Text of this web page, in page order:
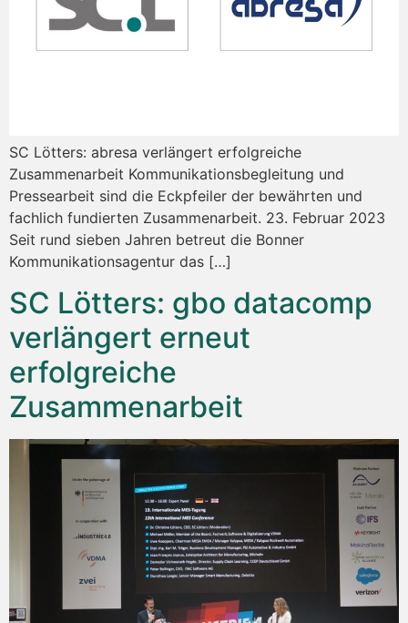
SC Lötters: abresa verlängert erfolgreiche
Zusammenarbeit Kommunikationsbegleitung und
Pressearbeit sind die Eckpfeiler der bewährten und
fachlich fundierten Zusammenarbeit. 23. Februar 2023
Seit rund sieben Jahren betreut die Bonner
Kommunikationsagentur das […]
SC Lötters: gbo datacomp
verlängert erneut
erfolgreiche
Zusammenarbeit